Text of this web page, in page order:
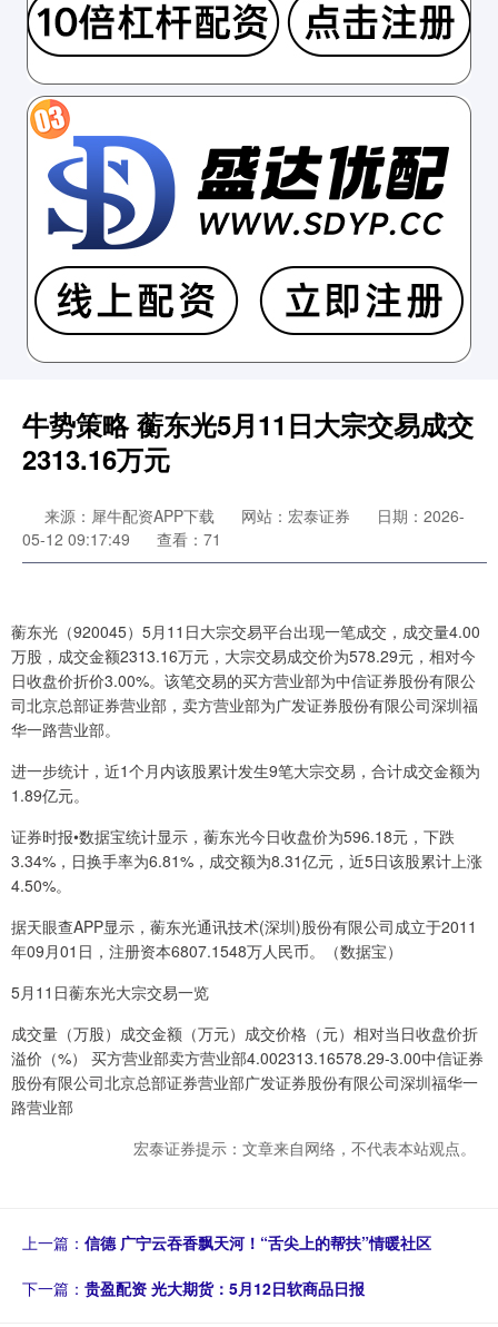
牛势策略 蘅东光5月11日大宗交易成交
2313.16万元
来源：犀牛配资APP下载 网站：宏泰证券
日期：2026-
05-12 09:17:49
查看：71
蘅东光（920045）5月11日大宗交易平台出现一笔成交，成交量4.00
万股，成交金额2313.16万元，大宗交易成交价为578.29元，相对今
日收盘价折价3.00%。该笔交易的买方营业部为中信证券股份有限公
司北京总部证券营业部，卖方营业部为广发证券股份有限公司深圳福
华一路营业部。
进一步统计，近1个月内该股累计发生9笔大宗交易，合计成交金额为
1.89亿元。
证券时报•数据宝统计显示，蘅东光今日收盘价为596.18元，下跌
3.34%，日换手率为6.81%，成交额为8.31亿元，近5日该股累计上涨
4.50%。
据天眼查APP显示，蘅东光通讯技术(深圳)股份有限公司成立于2011
年09月01日，注册资本6807.1548万人民币。（数据宝）
5月11日蘅东光大宗交易一览
成交量（万股）成交金额（万元）成交价格（元）相对当日收盘价折
溢价（%） 买方营业部卖方营业部4.002313.16578.29-3.00中信证券
股份有限公司北京总部证券营业部广发证券股份有限公司深圳福华一
路营业部
宏泰证券提示：文章来自网络，不代表本站观点。
上一篇： 信德 广宁云吞香飘天河！“舌尖上的帮扶”情暖社区
下一篇： 贵盈配资 光大期货：5月12日软商品日报